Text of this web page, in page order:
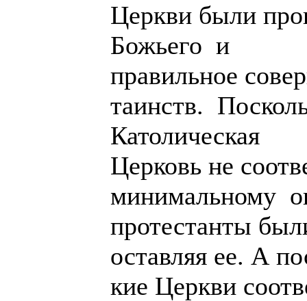
Церкви были
Божьего и
правильное
таинств.
Католическая
Церковь не
минимальному
протестанты
оставляя ее. А
кие Церкви